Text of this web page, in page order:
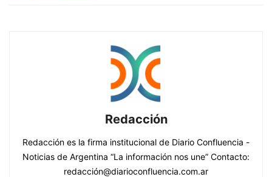
Redacción
Redacción es la firma institucional de Diario Confluencia -
Noticias de Argentina “La información nos une” Contacto:
redacción@diarioconfluencia.com.ar